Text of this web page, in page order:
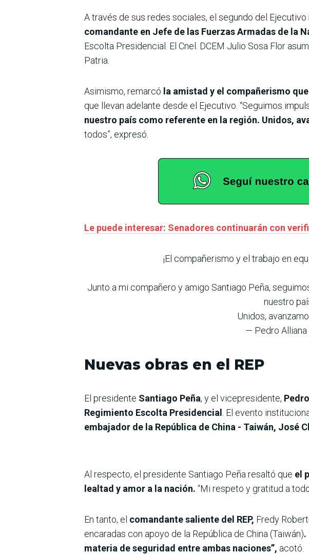
A través de sus redes sociales, el segundo del
comandante en Jefe de las Fuerzas Armadas de la
Escolta Presidencial. El Cnel. DCEM Julio Sosa Flor
Patria.
Asimismo, remarcó la amistad y el compañerismo
que llevan adelante desde el Ejecutivo. “Seguimos
nuestro país como referente en la región. Unidos,
todos”, expresó.
Le puede interesar: Senadores continuarán con
¡El compañerismo y el trabajo en
Junto a mi compañero y amigo Santiago Peña,
nuestro
Unidos,
— Pedro Alliana
Nuevas obras en el REP
El presidente Santiago Peña, y el vicepresidente,
Regimiento Escolta Presidencial . El evento
embajador de la República de China - Taiwán, José
Al respecto, el presidente Santiago Peña resaltó que el
lealtad y amor a la nación. “Mi respeto y gratitud a
En tanto, el comandante saliente del REP, Fredy
encaradas con apoyo de la República de China (Taiwán).
materia de seguridad entre ambas naciones”, acotó.